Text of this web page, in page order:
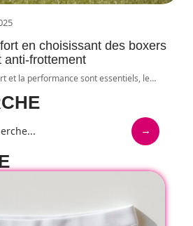
en choisissant des boxers
anti-frottement
et la performance sont essentiels, le…